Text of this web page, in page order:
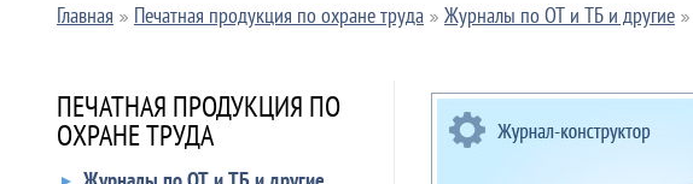
Главная Печатная продукция по охране труда Журналы по ОТ и ТБ и другие
ПЕЧАТНАЯ ПРОДУКЦИЯ ПО
ОХРАНЕ ТРУДА